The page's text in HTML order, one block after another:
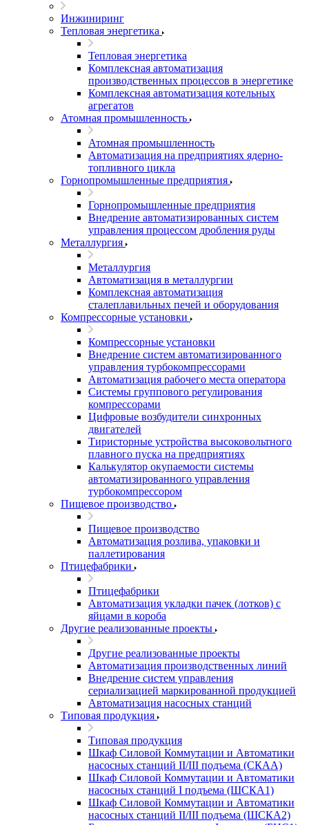
Инжиниринг
Тепловая энергетика
Тепловая энергетика
Комплексная автоматизация
производственных процессов в энергетике
Комплексная автоматизация котельных
агрегатов
Атомная промышленность
Атомная промышленность
Автоматизация на предприятиях ядерно-
топливного цикла
Горнопромышленные предприятия
Горнопромышленные предприятия
Внедрение автоматизированных систем
управления процессом дробления руды
Металлургия
Металлургия
Автоматизация в металлургии
Комплексная автоматизация
сталеплавильных печей и оборудования
Компрессорные установки
Компрессорные установки
Внедрение систем автоматизированного
управления турбокомпрессорами
Автоматизация рабочего места оператора
Системы группового регулирования
компрессорами
Цифровые возбудители синхронных
двигателей
Тиристорные устройства высоковольтного
плавного пуска на предприятиях
Калькулятор окупаемости системы
автоматизированного управления
турбокомпрессором
Пищевое производство
Пищевое производство
Автоматизация розлива, упаковки и
паллетирования
Птицефабрики
Птицефабрики
Автоматизация укладки пачек (лотков) с
яйцами в короба
Другие реализованные проекты
Другие реализованные проекты
Автоматизация производственных линий
Внедрение систем управления
сериализацией маркированной продукцией
Автоматизация насосных станций
Типовая продукция
Типовая продукция
Шкаф Силовой Коммутации и Автоматики
насосных станций II/III подъема (СКАА)
Шкаф Силовой Коммутации и Автоматики
насосных станций I подъема (ШСКА1)
Шкаф Силовой Коммутации и Автоматики
насосных станций II/III подъема (ШСКА2)